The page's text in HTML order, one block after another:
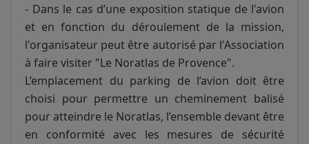
- Dans le cas d’une exposition statique de l'avion
et en fonction du déroulement de la mission,
l'organisateur peut être autorisé par l'Association
à faire visiter "Le Noratlas de Provence".
L’emplacement du parking de l’avion doit être
choisi pour permettre un cheminement balisé
pour atteindre le Noratlas, l’ensemble devant être
en conformité avec les mesures de sécurité